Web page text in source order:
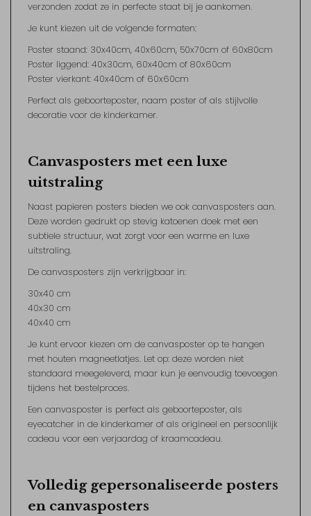
verzonden zodat ze in perfecte staat bij je aankomen.
Je kunt kiezen uit de volgende formaten:
Poster staand: 30x40cm, 40x60cm, 50x70cm of 60x80cm
Poster liggend: 40x30cm, 60x40cm of 80x60cm
Poster vierkant: 40x40cm of 60x60cm
Perfect als geboorteposter, naam poster of als stijlvolle
decoratie voor de kinderkamer.
Canvasposters met een luxe
uitstraling
Naast papieren posters bieden we ook canvasposters aan.
Deze worden gedrukt op stevig katoenen doek met een
subtiele structuur, wat zorgt voor een warme en luxe
uitstraling.
De canvasposters zijn verkrijgbaar in:
30x40 cm
40x30 cm
40x40 cm
Je kunt ervoor kiezen om de canvasposter op te hangen
met houten magneetlatjes. Let op: deze worden niet
standaard meegeleverd, maar kun je eenvoudig toevoegen
tijdens het bestelproces.
Een canvasposter is perfect als geboorteposter, als
eyecatcher in de kinderkamer of als origineel en persoonlijk
cadeau voor een verjaardag of kraamcadeau.
Volledig gepersonaliseerde posters
en canvasposters